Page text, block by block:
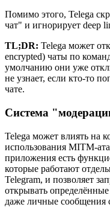
Помимо этого, Telega
чат" и игнорирует deep
TL;DR: Telega может
encrypted) чаты по
умолчанию они уже
не узнает, если кто-то
чате.
Cистема
Telega может влиять на
использования MITM-
приложения есть
которые работают
Telegram, и позволяет
открывать
даже личные сообщения